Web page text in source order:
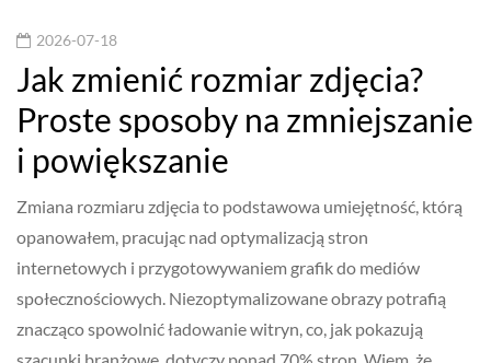
2026-07-18
Jak zmienić rozmiar zdjęcia?
Proste sposoby na zmniejszanie
i powiększanie
Zmiana rozmiaru zdjęcia to podstawowa umiejętność, którą
opanowałem, pracując nad optymalizacją stron
internetowych i przygotowywaniem grafik do mediów
społecznościowych. Niezoptymalizowane obrazy potrafią
znacząco spowolnić ładowanie witryn, co, jak pokazują